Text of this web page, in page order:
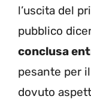
l’uscita del
pubblico
conclusa
pesante per
dovuto